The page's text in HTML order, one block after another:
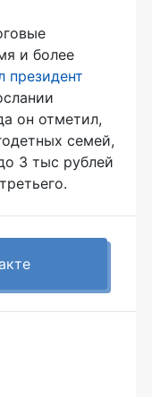
и более
президент
он отметил,
семей,
3 тыс рублей